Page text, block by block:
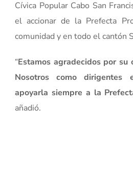
Cívica Popular Cabo San
el accionar de la Prefecta
comunidad y en todo el cantón
“Estamos agradecidos por su
Nosotros como dirigentes
apoyarla siempre a la
añadió.